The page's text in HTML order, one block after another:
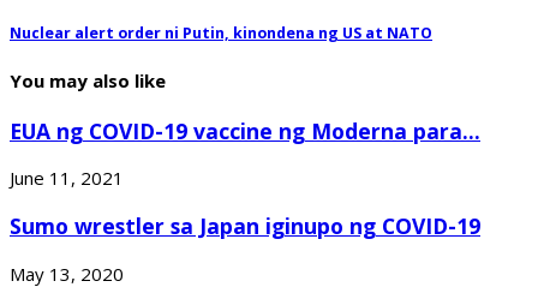
Nuclear alert order ni Putin, kinondena ng US at NATO
You may also like
EUA ng COVID-19 vaccine ng Moderna para...
June 11, 2021
Sumo wrestler sa Japan iginupo ng COVID-19
May 13, 2020